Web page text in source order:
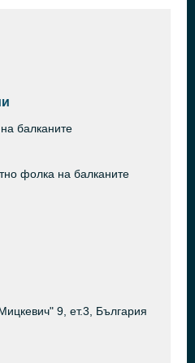
балканите
фолка на балканите
9, ет.3, България